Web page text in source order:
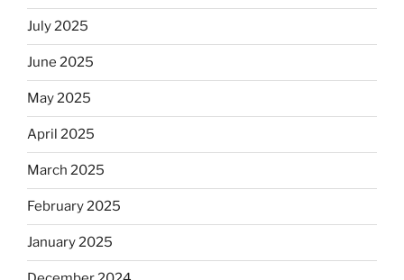
July 2025
June 2025
May 2025
April 2025
March 2025
February 2025
January 2025